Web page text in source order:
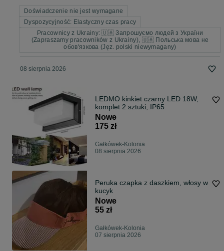
Doświadczenie nie jest wymagane
Dyspozycyjność: Elastyczny czas pracy
Pracownicy z Ukrainy: 🇺🇦 Запрошуємо людей з України
(Zapraszamy pracowników z Ukrainy), 🇺🇦 Польська мова не
обов'язкова (Jęz. polski niewymagany)
08 sierpnia 2026
LEDMO kinkiet czarny LED 18W,
komplet 2 sztuki, IP65
Nowe
175 zł
Gałkówek-Kolonia
08 sierpnia 2026
Peruka czapka z daszkiem, włosy w
kucyk
Nowe
55 zł
Gałkówek-Kolonia
07 sierpnia 2026